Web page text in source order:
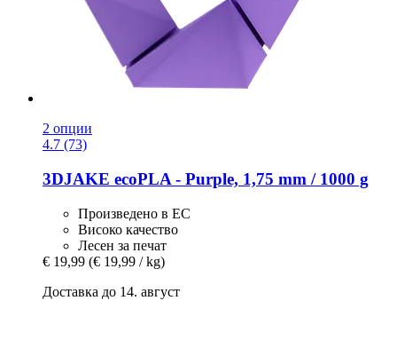
2 опции
4.7 (73)
3DJAKE ecoPLA -​ Purple, 1,75 mm / 1000 g
Произведено в ЕС
Високо качество
Лесен за печат
€ 19,99 (€ 19,99 / kg)
Доставка до 14. август